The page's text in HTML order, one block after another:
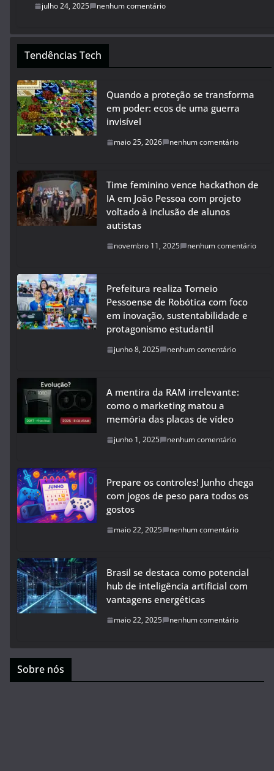
julho 24, 2025 nenhum comentário
Tendências Tech
Quando a proteção se transforma
em poder: ecos de uma guerra
invisível
maio 25, 2026 nenhum comentário
Time feminino vence hackathon de
IA em João Pessoa com projeto
voltado à inclusão de alunos
autistas
novembro 11, 2025 nenhum comentário
Prefeitura realiza Torneio
Pessoense de Robótica com foco
em inovação, sustentabilidade e
protagonismo estudantil
junho 8, 2025 nenhum comentário
A mentira da RAM irrelevante:
como o marketing matou a
memória das placas de vídeo
junho 1, 2025 nenhum comentário
Prepare os controles! Junho chega
com jogos de peso para todos os
gostos
maio 22, 2025 nenhum comentário
Brasil se destaca como potencial
hub de inteligência artificial com
vantagens energéticas
maio 22, 2025 nenhum comentário
Sobre nós